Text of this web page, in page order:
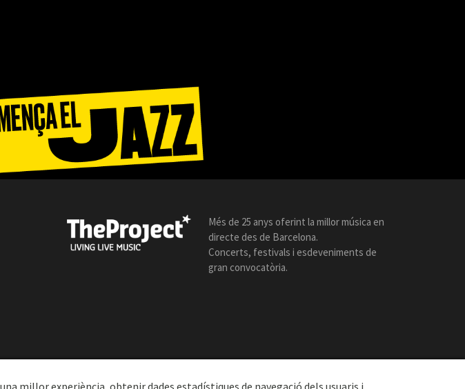
Més de 25 anys oferint la millor música en
directe des de Barcelona.
Concerts, festivals i esdeveniments de
gran convocatòria.
millor experiència, obtenir dades estadístiques de navegació dels usuaris i